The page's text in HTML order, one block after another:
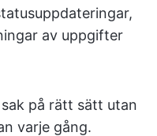
av uppgifter
på rätt sätt utan
varje gång.